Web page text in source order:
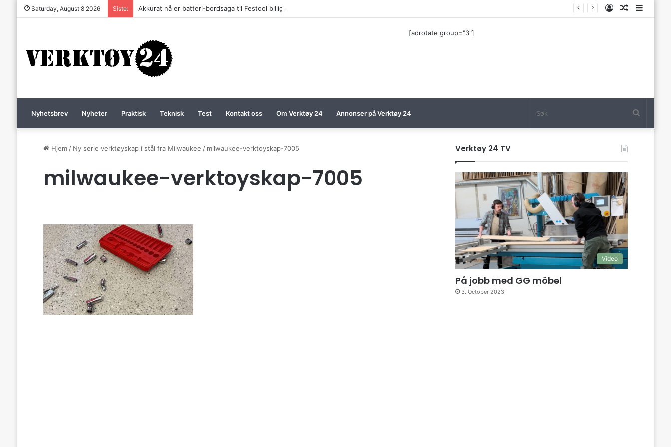
Saturday, August 8 2026 Siste: Akkurat nå er batteri-bordsaga til Festool billigere Sidebar
Tilfeldig
Log
[adrotate group="3"]
Nyhetsbrev Nyheter Praktisk Teknisk Test Kontakt oss Om Verktøy 24 Annonser på Verktøy 24
Hjem / Ny serie verktøyskap i stål fra Milwaukee / milwaukee-verktoyskap-7005
milwaukee-verktoyskap-7005
Verktøy 24 TV
Video
På jobb med GG möbel
3. October 2023